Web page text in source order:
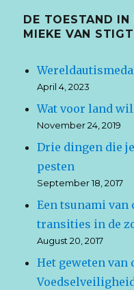
DE TOESTAND IN
MIEKE VAN STIGT
April 4, 2023
Wat voor land
November 24, 2019
Drie dingen die
pesten
September 18, 2017
Een tsunami van
transities in de
August 20, 2017
Het geweten van